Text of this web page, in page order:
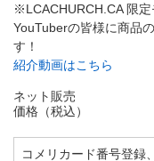
※LCACHURCH.CA 限定
YouTuberの皆様に商品
す！
紹介動画はこちら
ネット販売
価格（税込）
コメリカード番号登録